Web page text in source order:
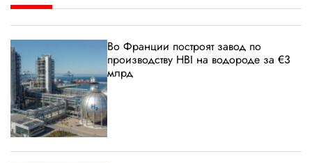
Во Франции построят завод по
производству HBI на водороде за €3
млрд